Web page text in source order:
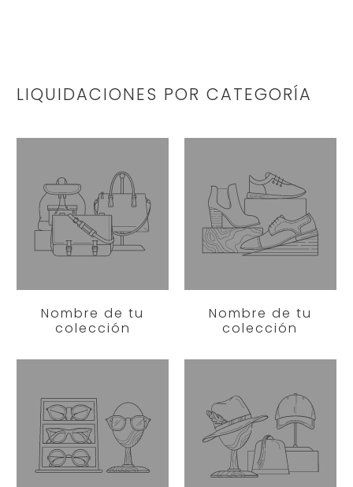
LIQUIDACIONES POR CATEGORÍA
Nombre de tu
colección
Nombre de tu
colección